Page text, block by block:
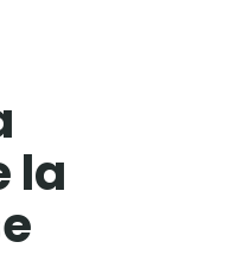
la